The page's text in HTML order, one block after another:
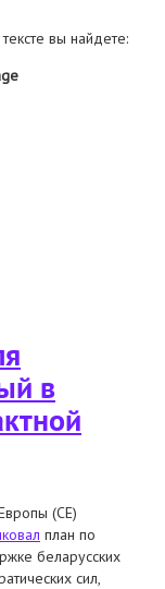
вы найдете:
и
(2019-2023)
в
(СЕ)
план по
беларусских
сил,